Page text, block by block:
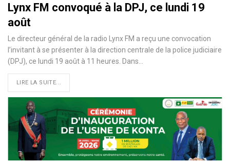
Lynx FM convoqué à la DPJ, ce lundi 19
août
Le directeur général de la radio Lynx FM a reçu une convocation
l’invitant à se présenter à la direction centrale de la police judiciaire
(DPJ), ce lundi 19 août à 11 heures. Dans…
LIRE LA SUITE...